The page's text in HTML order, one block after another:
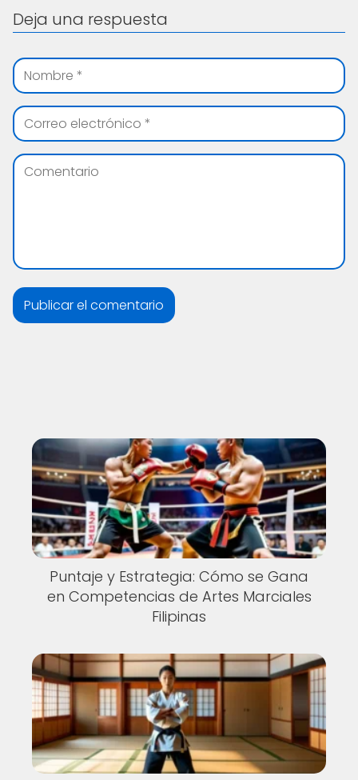
Deja una respuesta
Puntaje y Estrategia: Cómo se Gana
en Competencias de Artes Marciales
Filipinas